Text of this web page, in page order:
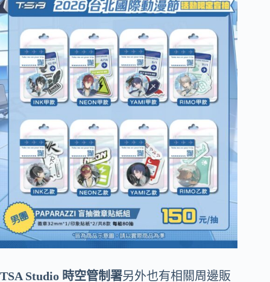
TSA Studio 時空管制署另外也有相關周邊販